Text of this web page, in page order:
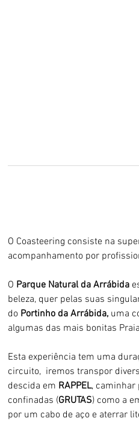
O Coasteering consiste na
acompanhamento por
O Parque Natural da Arrábida
beleza, quer pelas suas
do Portinho da Arrábida, uma
algumas das mais bonitas
Esta experiência tem uma
circuito,  iremos transpor
descida em RAPPEL, caminhar
confinadas (GRUTAS) como a
por um cabo de aço e aterrar